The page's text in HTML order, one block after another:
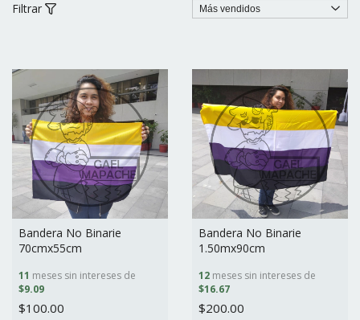
Filtrar
Bandera No Binarie
70cmx55cm
11 meses sin intereses de
$9.09
$100.00
Bandera No Binarie
1.50mx90cm
12 meses sin intereses de
$16.67
$200.00